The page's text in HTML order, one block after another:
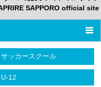
SAPPORO official site
サッカースクール
U-12